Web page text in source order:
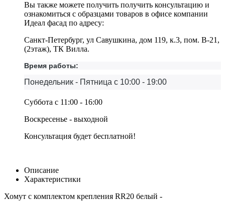
Вы также можете получить получить консультацию и
ознакомиться с образцами товаров в офисе компании
Идеал фасад по адресу:
Санкт-Петербург, ул Савушкина, дом 119, к.3, пом. В-21,
(2этаж), ТК Вилла.
Время работы:
Понедельник - Пятница с 10:00 - 19:00
Суббота с 11:00 - 16:00
Воскресенье - выходной
Консультация будет бесплатной!
Описание
Характеристики
Хомут с комплектом крепления RR20 белый -